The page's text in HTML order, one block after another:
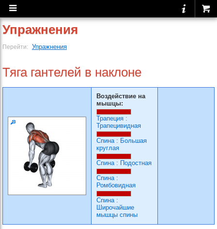
Упражнения
Перейти: Упражнения
Тяга гантелей в наклоне
Воздействие на
мышцы:
Трапеция :
Трапецивидная
Спина: Большая
круглая
Спина: Подостная
Спина:
Ромбовидная
Спина:
Широчайшие
мышцы спины